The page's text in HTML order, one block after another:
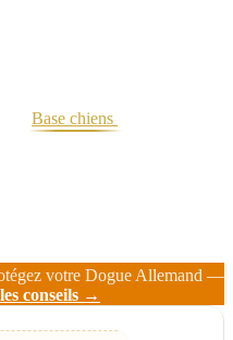
Base chiens
votre Dogue Allemand —
conseils →